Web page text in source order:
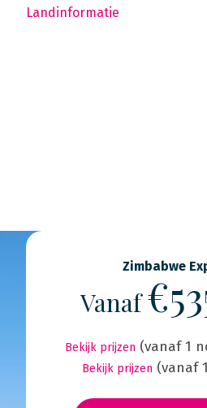
Landinformatie
Zimbabwe
Vanaf
Bekijk prijzen (vanaf 1
Bekijk prijzen (vanaf